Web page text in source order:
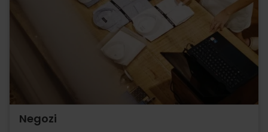
Negozi